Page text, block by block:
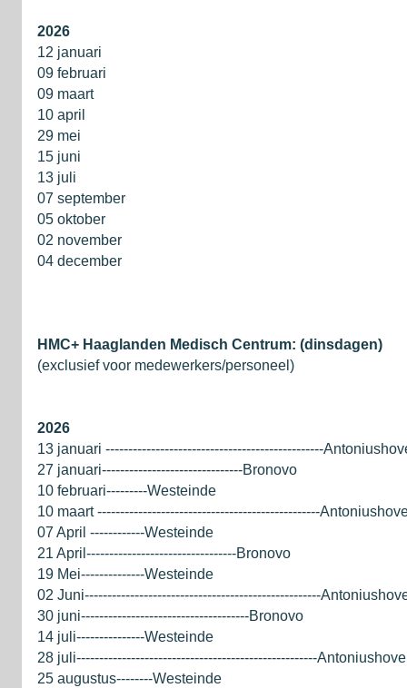
2026
12 januari
09 februari
09 maart
10 april
29 mei
15 juni
13 juli
07 september
05 oktober
02 november
04 december
HMC+ Haaglanden Medisch Centrum: (dinsdagen)
(exclusief voor medewerkers/personeel)
2026
13 januari ------------------------------------------------
27 januari-------------------------------Bronovo
10 februari---------Westeinde
10 maart -------------------------------------------------
07 April ------------Westeinde
21 April---------------------------------Bronovo
19 Mei--------------Westeinde
02 Juni----------------------------------------------------
30 juni-------------------------------------Bronovo
14 juli---------------Westeinde
28 juli-----------------------------------------------------Antoniushove
25 augustus--------Westeinde